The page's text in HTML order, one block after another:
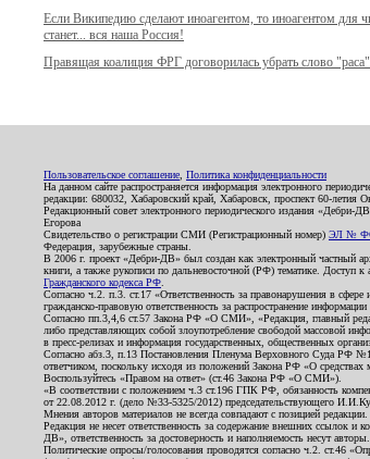
Если Википедию сделают иноагентом, то иноагентом для
станет... вся наша Россия!
Правящая коалиция ФРГ договорилась убрать слово
Пользовательское соглашение Политика конфиденциальности
На данном сайте распространяется информация электронного
редакции: 680032, Хабаровский край, Хабаровск, проспект 60-летия
Редакционный совет электронного периодического издания
Егорова
Свидетельство о регистрации СМИ (Регистрационный номер) ЭЛ №
Федерация, зарубежные страны.
В 2006 г. проект «Дебри-ДВ» был создан как электронный частный
книги, а также рукописи по дальневосточной (РФ) тематике. Доступ
Гражданского кодекса РФ
Согласно ч.2. п.3. ст.17 «Ответственность за правонарушения в
гражданско-правовую ответственность за распространение
Согласно пп.3,4,6 ст.57 Закона РФ «О СМИ», «Редакция, главный
либо представляющих собой злоупотребление свободой массовой
в пресс-релизах и информация государственных, общественных
Согласно абз.3, п.13 Постановления Пленума Верховного Суда РФ
ответчиком, поскольку исходя из положений Закона РФ «О средствах
Воспользуйтесь «Правом на ответ» (ст.46 Закона РФ «О СМИ»).
«В соответствии с положением ч.3 ст.196 ГПК РФ, обязанность
от 22.08.2012 г. (дело №33-5325/2012) председательствующего
Мнения авторов материалов не всегда совпадают с позицией
Редакция не несет ответственность за содержание внешних ссылок
ДВ», ответственность за достоверность и наполняемость несут авторы.
Политические опросы/голосования проводятся согласно ч.2. ст.46